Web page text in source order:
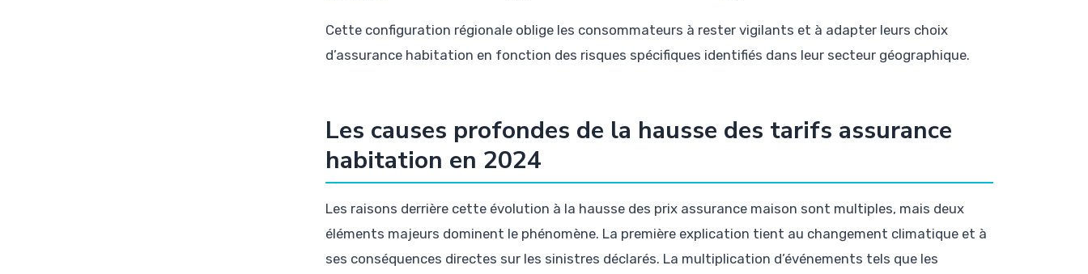
Cette configuration régionale oblige les consommateurs à rester vigilants et à adapter leurs choix
d’assurance habitation en fonction des risques spécifiques identifiés dans leur secteur géographique.
Les causes profondes de la hausse des tarifs assurance
habitation en 2024
Les raisons derrière cette évolution à la hausse des prix assurance maison sont multiples, mais deux
éléments majeurs dominent le phénomène. La première explication tient au changement climatique et à
ses conséquences directes sur les sinistres déclarés. La multiplication d’événements tels que les